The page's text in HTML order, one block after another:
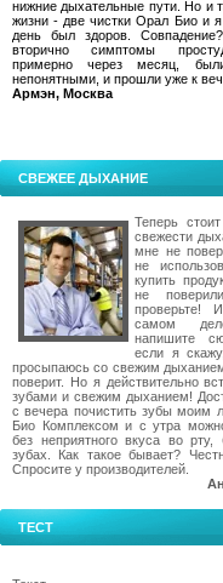
нижние дыхательные пути. Но и
жизни - две чистки Орал Био и
день был здоров.
вторично симптомы
примерно через месяц,
непонятными, и прошли уже к
Армэн, Москва
СВЕЖЕЕ ДЫХАНИЕ
Теперь
свежести
мне не
не
купить
не
проверьте!
самом
напишите
если я
просыпаюсь со свежим
поверит. Но я действительно
зубами и свежим дыханием!
с вечера почистить зубы
Био Комплексом и с утра
без неприятного вкуса во рту,
зубах. Как такое бывает?
Спросите у производителей.
ТЕСТ